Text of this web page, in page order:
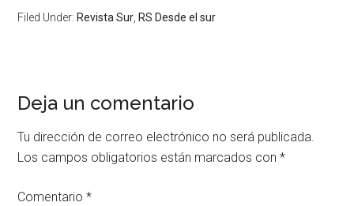
Filed Under: Revista Sur, RS Desde el sur
Deja un comentario
Tu dirección de correo electrónico no será publicada.
Los campos obligatorios están marcados con*
Comentario*